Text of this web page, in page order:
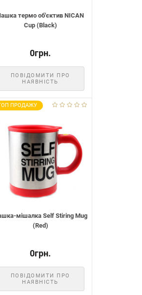
термо об'єктив NICAN
Cup (Black)
0грн.
ПОВІДОМИТИ ПРО
НАЯВНІСТЬ
ПРОДАЖУ
мішалка Self Stiring Mug
(Red)
0грн.
ПОВІДОМИТИ ПРО
НАЯВНІСТЬ